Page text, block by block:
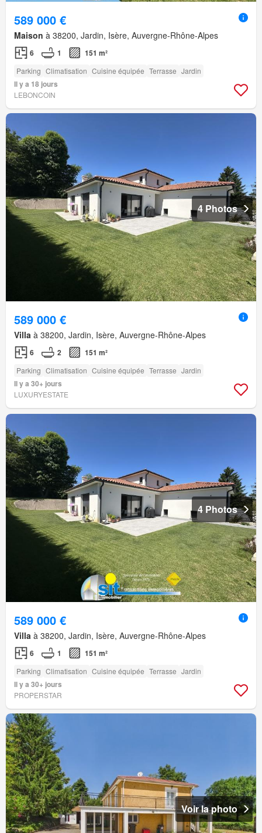
589 000 €
Maison à 38200, Jardin, Isère, Auvergne-Rhône-Alpes
6 1 151 m²
Parking Climatisation Cuisine équipée Terrasse Jardin
Il y a 18 jours
LEBONCOIN
4 Photos
589 000 €
Villa à 38200, Jardin, Isère, Auvergne-Rhône-Alpes
6 2 151 m²
Parking Climatisation Cuisine équipée Terrasse Jardin
Il y a 30+ jours
LUXURYESTATE
4 Photos
589 000 €
Villa à 38200, Jardin, Isère, Auvergne-Rhône-Alpes
6 1 151 m²
Parking Climatisation Cuisine équipée Terrasse Jardin
Il y a 30+ jours
PROPERSTAR
Voir la photo